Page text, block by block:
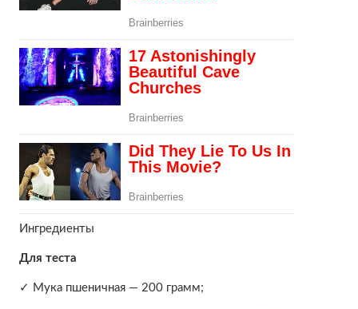
Ингредиенты
Для теста
✓ Мука пшеничная — 200 грамм;